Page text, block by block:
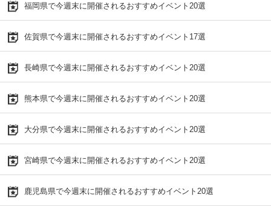
福岡県で今週末に開催されるおすすめイベント20選
佐賀県で今週末に開催されるおすすめイベント17選
長崎県で今週末に開催されるおすすめイベント20選
熊本県で今週末に開催されるおすすめイベント20選
大分県で今週末に開催されるおすすめイベント20選
宮崎県で今週末に開催されるおすすめイベント20選
鹿児島県で今週末に開催されるおすすめイベント20選